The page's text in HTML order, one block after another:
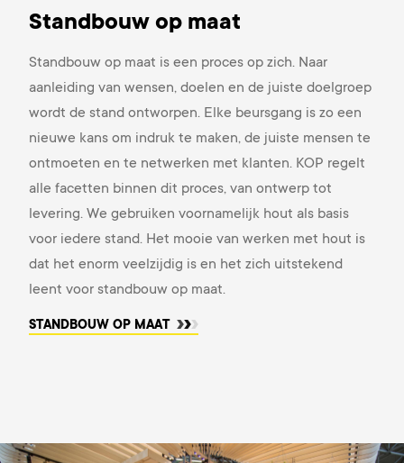
Standbouw op maat
Standbouw op maat is een proces op zich. Naar
aanleiding van wensen, doelen en de juiste doelgroep
wordt de stand ontworpen. Elke beursgang is zo een
nieuwe kans om indruk te maken, de juiste mensen te
ontmoeten en te netwerken met klanten. KOP regelt
alle facetten binnen dit proces, van ontwerp tot
levering. We gebruiken voornamelijk hout als basis
voor iedere stand. Het mooie van werken met hout is
dat het enorm veelzijdig is en het zich uitstekend
leent voor standbouw op maat.
STANDBOUW OP MAAT